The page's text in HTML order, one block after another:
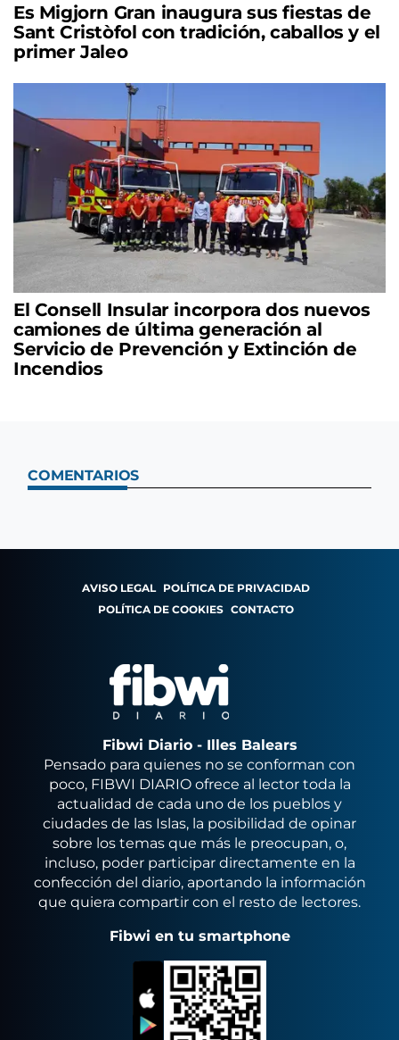
Es Migjorn Gran inaugura sus fiestas de
Sant Cristòfol con tradición, caballos y el
primer Jaleo
El Consell Insular incorpora dos nuevos
camiones de última generación al
Servicio de Prevención y Extinción de
Incendios
COMENTARIOS
AVISO LEGAL POLÍTICA DE PRIVACIDAD
POLÍTICA DE COOKIES CONTACTO
Fibwi Diario - Illes Balears
Pensado para quienes no se conforman con
poco, FIBWI DIARIO ofrece al lector toda la
actualidad de cada uno de los pueblos y
ciudades de las Islas, la posibilidad de opinar
sobre los temas que más le preocupan, o,
incluso, poder participar directamente en la
confección del diario, aportando la información
que quiera compartir con el resto de lectores.
Fibwi en tu smartphone